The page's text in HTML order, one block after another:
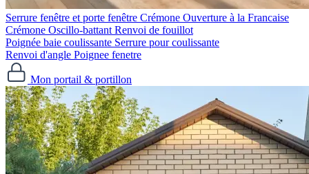
Serrure fenêtre et porte fenêtre Crémone Ouverture à la Francaise
Crémone Oscillo-battant Renvoi de fouillot
Poignée baie coulissante Serrure pour coulissante
Renvoi d'angle Poignee fenetre
Mon portail & portillon